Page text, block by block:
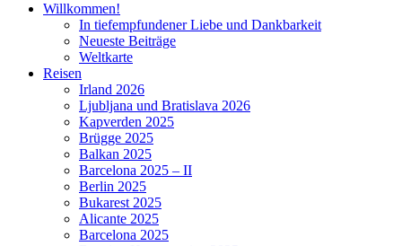
Willkommen!
In tiefempfundener Liebe und Dankbarkeit
Neueste Beiträge
Weltkarte
Reisen
Irland 2026
Ljubljana und Bratislava 2026
Kapverden 2025
Brügge 2025
Balkan 2025
Barcelona 2025 – II
Berlin 2025
Bukarest 2025
Alicante 2025
Barcelona 2025